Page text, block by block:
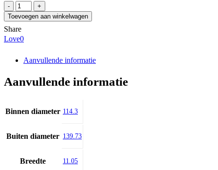
SKF
44980
aantal
Toevoegen aan winkelwagen
Share
Love0
Aanvullende informatie
Aanvullende informatie
Binnen diameter 114.3
Buiten diameter 139.73
Breedte 11.05